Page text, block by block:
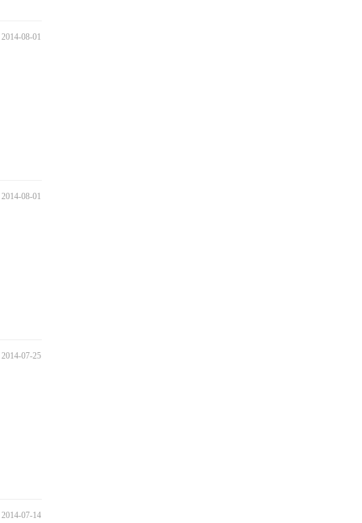
2014-08-01
2014-08-01
2014-07-25
2014-07-14